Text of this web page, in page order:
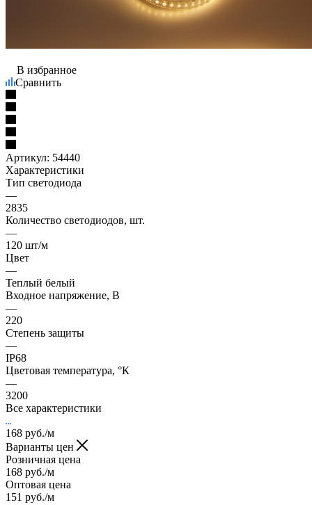
В избранное
Сравнить
Артикул: 54440
Характеристики
Тип светодиода
—
2835
Количество светодиодов, шт.
—
120 шт/м
Цвет
—
Теплый белый
Входное напряжение, В
—
220
Степень защиты
—
IP68
Цветовая температура, °К
—
3200
Все характеристики
168 руб./м
Варианты цен
Розничная цена
168 руб./м
Оптовая цена
151 руб./м